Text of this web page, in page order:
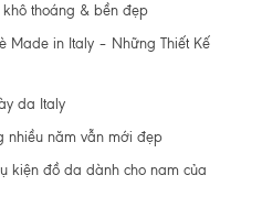
thoáng & bền đẹp
Made in Italy – Những Thiết Kế
da Italy
nhiều năm vẫn mới đẹp
kiện đồ da dành cho nam của